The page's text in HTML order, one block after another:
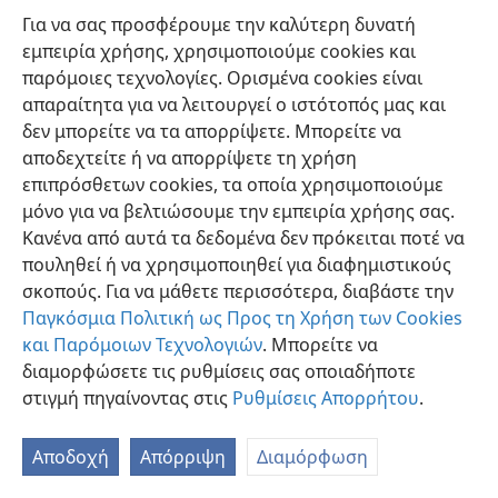
Για να σας προσφέρουμε την καλύτερη δυνατή
εμπειρία χρήσης, χρησιμοποιούμε cookies και
παρόμοιες τεχνολογίες. Ορισμένα cookies είναι
απαραίτητα για να λειτουργεί ο ιστότοπός μας και
δεν μπορείτε να τα απορρίψετε. Μπορείτε να
αποδεχτείτε ή να απορρίψετε τη χρήση
επιπρόσθετων cookies, τα οποία χρησιμοποιούμε
μόνο για να βελτιώσουμε την εμπειρία χρήσης σας.
Κανένα από αυτά τα δεδομένα δεν πρόκειται ποτέ να
πουληθεί ή να χρησιμοποιηθεί για διαφημιστικούς
σκοπούς. Για να μάθετε περισσότερα, διαβάστε την
Παγκόσμια Πολιτική ως Προς τη Χρήση των Cookies
και Παρόμοιων Τεχνολογιών. Μπορείτε να
διαμορφώσετε τις ρυθμίσεις σας οποιαδήποτε
στιγμή πηγαίνοντας στις Ρυθμίσεις Απορρήτου.
Αποδοχή Απόρριψη Διαμόρφωση
γονείς μας, τον Αδάμ και την Εύα, θα μπορούσε να
κάμη όλους τους απογόνους των δούλους του εκ
γενετής.
21, 22. Πώς, λοιπόν, άρχισε η δουλεία στο σύμπαν του Θεού;
Έτσι το «επισκιάζον χερούβ» εστασίασε εναντίον
της παγκοσμίου κυριαρχίας του Ιεχωβά και
μεταμορφώθηκε σε Σατανά, ή αντίπαλον του Θεού. Για
να κερδίση, λοιπόν, τον άνδρα στο να ενωθή στην
ανταρσία, επλησίασε τώρα τη σύζυγο του ανδρός Εύα.
Έκαμε τον εαυτό του Διάβολο ή συκοφάντη
κατηγορώντας ψευδώς τον Ιεχωβά Θεό σ’ αυτήν,
λέγοντάς της ότι ο Θεός την τηρούσε σε άγνοια με τις
εντολές του και κατακρατούσε εκείνο που θα έκανε
αυτήν και τον Αδάμ σαν θεούς, ανεξαρτήτους και
ορθό και εσφαλμένο, καλό και κακό. Είπε ότι η απειλή
του Θεού ότι θα εθανάτωνετους στασιαστάς δεν